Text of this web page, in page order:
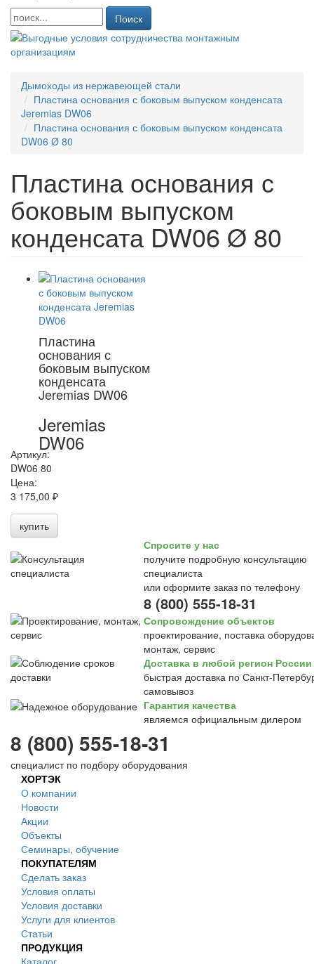
Поиск
Дымоходы из нержавеющей стали
Пластина основания с боковым выпуском конденсата
Jeremias DW06
Пластина основания с боковым выпуском конденсата
DW06 Ø 80
Пластина основания с
боковым выпуском
конденсата DW06 Ø 80
Пластина
основания с
боковым выпуском
конденсата
Jeremias DW06
Jeremias
DW06
Артикул:
DW06 80
Цена:
3 175,00 ₽
купить
Спросите у нас
получите подробную консультацию
специалиста
или оформите заказ по телефону
8 (800) 555-18-31
Сопровождение объектов
проектирование, поставка
монтаж, сервис
Доставка в любой регион России
быстрая доставка по Санкт-
самовывоз
Гарантия качества
являемся официальным дилером
8 (800) 555-18-31
специалист по подбору оборудования
ХОРТЭК
О компании
Новости
Акции
Объекты
Семинары, обучение
ПОКУПАТЕЛЯМ
Сделать заказ
Условия оплаты
Условия доставки
Услуги для клиентов
Статьи
ПРОДУКЦИЯ
Каталог